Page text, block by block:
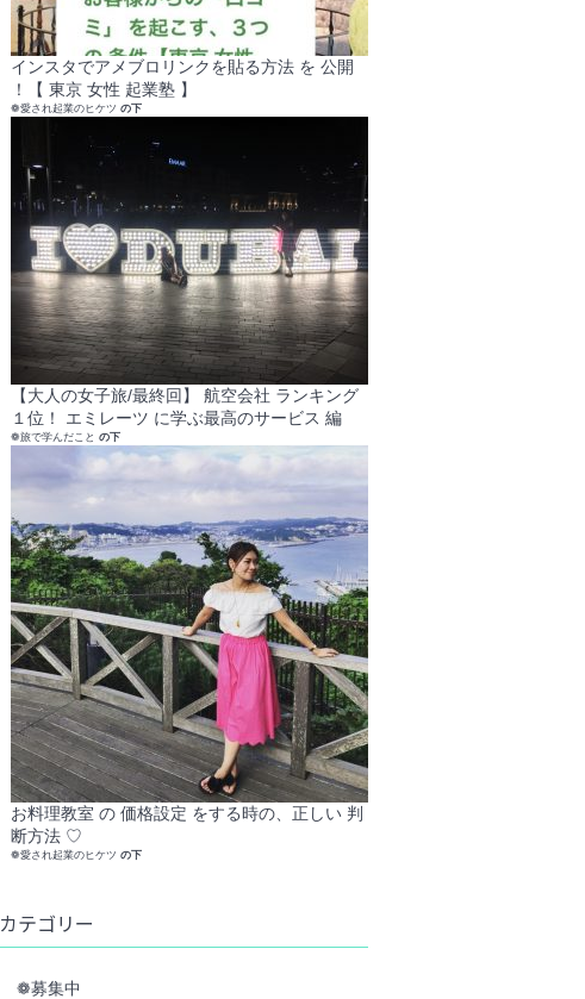
インスタでアメブロリンクを貼る方法 を 公開
！【 東京 女性 起業塾 】
❁愛され起業のヒケツ の下
【大人の女子旅/最終回】 航空会社 ランキング
１位！ エミレーツ に学ぶ最高のサービス 編
❁旅で学んだこと の下
お料理教室 の 価格設定 をする時の、正しい 判
断方法 ♡
❁愛され起業のヒケツ の下
カテゴリー
❁募集中